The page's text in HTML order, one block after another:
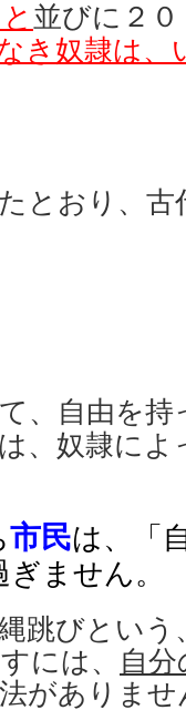
並びに２
き奴隷は、
とおり、
、自由を
、奴隷に
市民は、「
ぎません。
跳びとい
には、
自
がありま